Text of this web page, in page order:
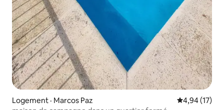
Logement · Marcos Paz Note
4,94 (17)